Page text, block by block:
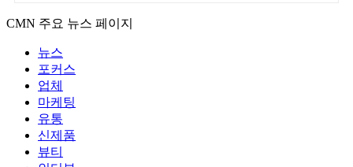
CMN 주요 뉴스 페이지
뉴스
포커스
업체
마케팅
유통
신제품
뷰티